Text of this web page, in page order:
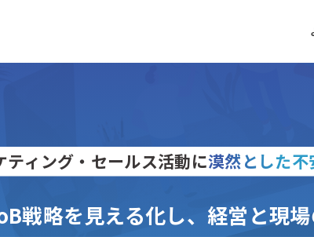
ィング・セールス活動に漠然とした不
戦略を見える化し、経営と現